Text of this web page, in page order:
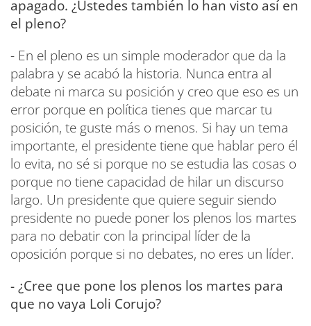
apagado. ¿Ustedes también lo han visto así en
el pleno?
- En el pleno es un simple moderador que da la
palabra y se acabó la historia. Nunca entra al
debate ni marca su posición y creo que eso es un
error porque en política tienes que marcar tu
posición, te guste más o menos. Si hay un tema
importante, el presidente tiene que hablar pero él
lo evita, no sé si porque no se estudia las cosas o
porque no tiene capacidad de hilar un discurso
largo. Un presidente que quiere seguir siendo
presidente no puede poner los plenos los martes
para no debatir con la principal líder de la
oposición porque si no debates, no eres un líder.
- ¿Cree que pone los plenos los martes para
que no vaya Loli Corujo?